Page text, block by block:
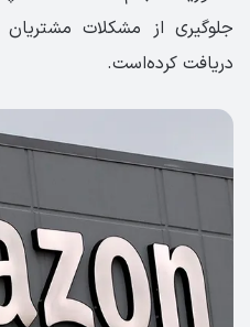
جلوگیری از مشکلات
دریافت کرده‌است.